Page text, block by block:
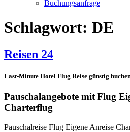
Buchungsanfrage
Schlagwort: DE
Reisen 24
Last-Minute Hotel Flug Reise günstig
Pauschalangebote mit Flug
Charterflug
Pauschalreise Flug Eigene Anreise